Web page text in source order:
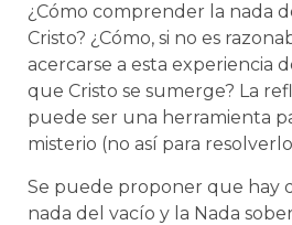
¿Cómo comprender la nada
Cristo? ¿Cómo, si no es
acercarse a esta experiencia
que Cristo se sumerge? La
puede ser una herramienta
misterio (no así para
Se puede proponer que hay
nada del vacío y la Nada